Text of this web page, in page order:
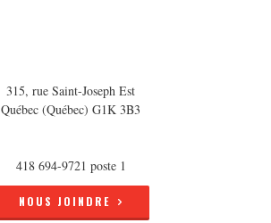
315, rue Saint-Joseph Est
Québec (Québec) G1K 3B3
418 694-9721 poste 1
NOUS JOINDRE